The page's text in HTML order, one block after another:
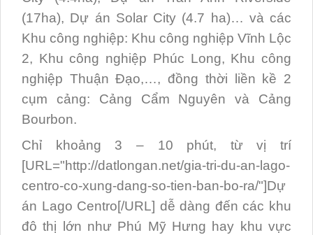
(17ha), Dự án Solar City (4.7 ha)… và các
Khu công nghiệp: Khu công nghiệp Vĩnh Lộc
2, Khu công nghiệp Phúc Long, Khu công
nghiệp Thuận Đạo,…, đồng thời liền kề 2
cụm cảng: Cảng Cẩm Nguyên và Cảng
Bourbon.
Chỉ khoảng 3 – 10 phút, từ vị trí
[URL="http://datlongan.net/gia-tri-du-an-lago-
centro-co-xung-dang-so-tien-ban-bo-ra/"]Dự
án Lago Centro[/URL] dễ dàng đến các khu
đô thị lớn như Phú Mỹ Hưng hay khu vực